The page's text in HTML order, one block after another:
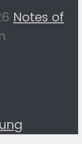
Notes of